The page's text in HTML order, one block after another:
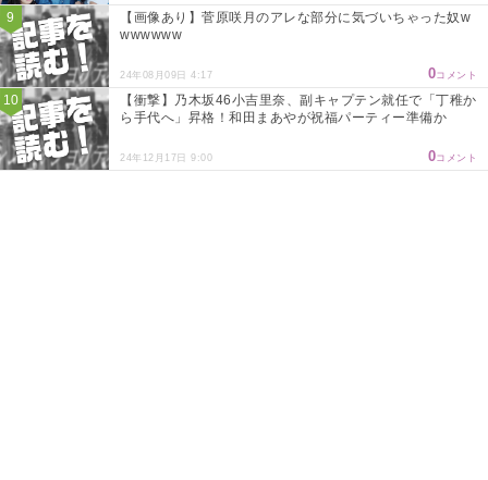
【画像あり】菅原咲月のアレな部分に気づいちゃった奴w
wwwwww
24年08月09日 4:17 0コメント
【衝撃】乃木坂46小吉里奈、副キャプテン就任で「丁稚か
ら手代へ」昇格！和田まあやが祝福パーティー準備か
24年12月17日 9:00 0コメント